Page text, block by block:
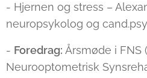
- Hjernen og stress –
neuropsykolog og
- Foredrag: Årsmøde i FNS
Neurooptometrisk